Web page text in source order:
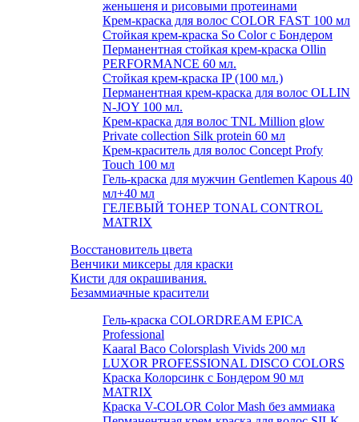
женьшеня и рисовыми протеинами
Крем-краска для волос COLOR FAST 100 мл
Стойкая крем-краска So Color с Бондером
Перманентная стойкая крем-краска Ollin
PERFORMANCE 60 мл.
Стойкая крем-краска IP (100 мл.)
Перманентная крем-краска для волос OLLIN
N-JOY 100 мл.
Крем-краска для волос TNL Million glow
Private collection Silk protein 60 мл
Крем-краситель для волос Concept Profy
Touch 100 мл
Гель-краска для мужчин Gentlemen Kapous 40
мл+40 мл
ГЕЛЕВЫЙ ТОНЕР TONAL CONTROL
MATRIX
Восстановитель цвета
Венчики миксеры для краски
Кисти для окрашивания.
Безаммиачные красители
Гель-краска COLORDREAM EPICA
Professional
Kaaral Baco Colorsplash Vivids 200 мл
LUXOR PROFESSIONAL DISCO COLORS
Краска Колорсинк с Бондером 90 мл
MATRIX
Краска V-COLOR Color Mash без аммиака